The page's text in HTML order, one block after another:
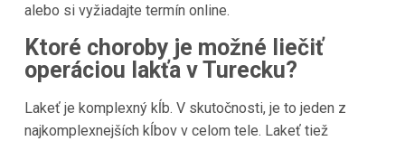
alebo si vyžiadajte termín online.
Ktoré choroby je možné liečiť
operáciou lakťa v Turecku?
Lakeť je komplexný kĺb. V skutočnosti, je to jeden z
najkomplexnejších kĺbov v celom tele. Lakeť tiež